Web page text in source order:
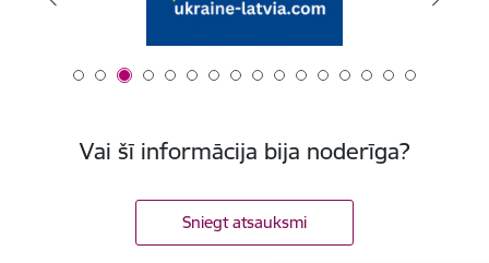
Vai šī informācija bija noderīga?
Sniegt atsauksmi